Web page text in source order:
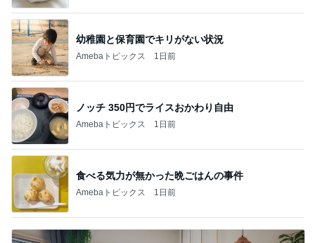
幼稚園と保育園でキリがない状況
Amebaトピックス 1日前
ノッチ 350円でライスおかわり自由
Amebaトピックス 1日前
食べる気力が無かった晩ごはんの事件
Amebaトピックス 1日前